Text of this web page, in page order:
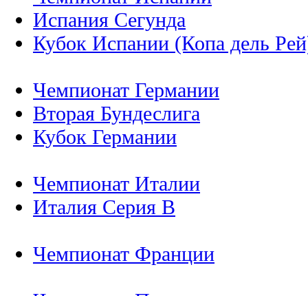
Испания Сегунда
Кубок Испании (Копа дель
Чемпионат Германии
Вторая Бундеслига
Кубок Германии
Чемпионат Италии
Италия Серия B
Чемпионат Франции